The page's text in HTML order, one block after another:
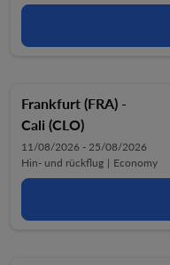
Frankfurt (FRA) -
Cali (CLO)
11/08/2026 - 25/08/2026
Hin- und rückflug | Economy